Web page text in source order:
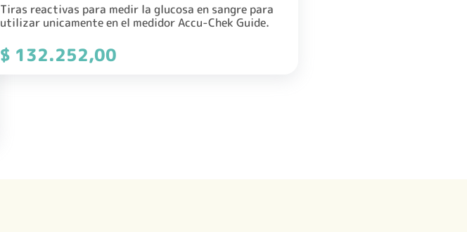
Tiras reactivas para medir la glucosa en sangre para
utilizar unicamente en el medidor Accu-Chek Guide.
$ 132.252,00